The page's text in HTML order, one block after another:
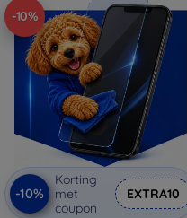
-10%
-10%
Korting
met
coupon
EXTRA10